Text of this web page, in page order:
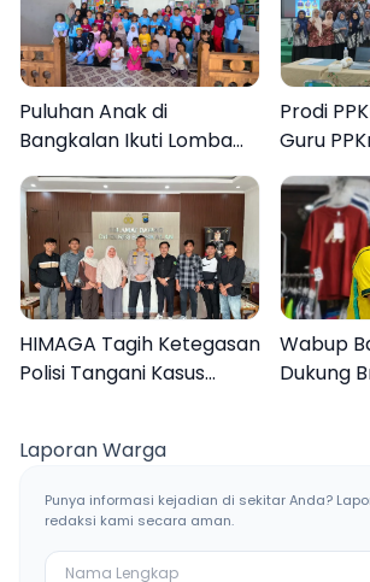
Puluhan Anak di
Bangkalan Ikuti Lomba
Mewarnai Bertema
Liburan Keluarga
Prodi
Guru
dengan
Inovasi
HIMAGA Tagih Ketegasan
Polisi Tangani Kasus
Wabup
Dukung
Laporan Warga
Punya informasi kejadian di sekitar Anda?
redaksi kami secara aman.